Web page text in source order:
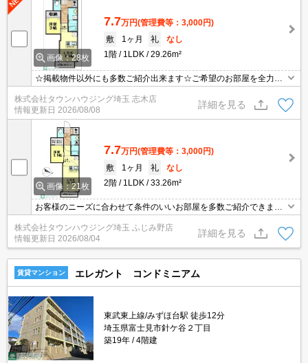
画像：28枚
7.7万円(管理費等：3,000円)
敷
1ヶ月 礼
なし
1階
1LDK 29.26m²
☆掲載物件以外にも多数ご紹介出来ます☆ご希望のお部屋を全力で
お探しさせて頂きます♪
株式会社タウンハウジング埼玉 志木店
情報更新日 2026/08/08
詳細を見る
画像：21枚
7.7万円(管理費等：3,000円)
敷
1ヶ月 礼
なし
2階
1LDK 33.26m²
お客様のニーズに合わせて条件のいいお部屋を多数ご紹介できます♪
情報数No.1のタウンハウジングまで是非お問い合わせください！
株式会社タウンハウジング埼玉 ふじみ野店
情報更新日 2026/08/04
詳細を見る
賃貸マンション エレガント コンドミニアム
東武東上線/みずほ台駅 徒歩12分
埼玉県富士見市針ケ谷２丁目
築19年
4階建